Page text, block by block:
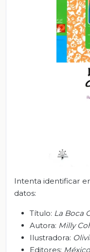
Intenta identificar
datos:
Título: La Boca
Autora: Milly
Ilustradora:
Editores: